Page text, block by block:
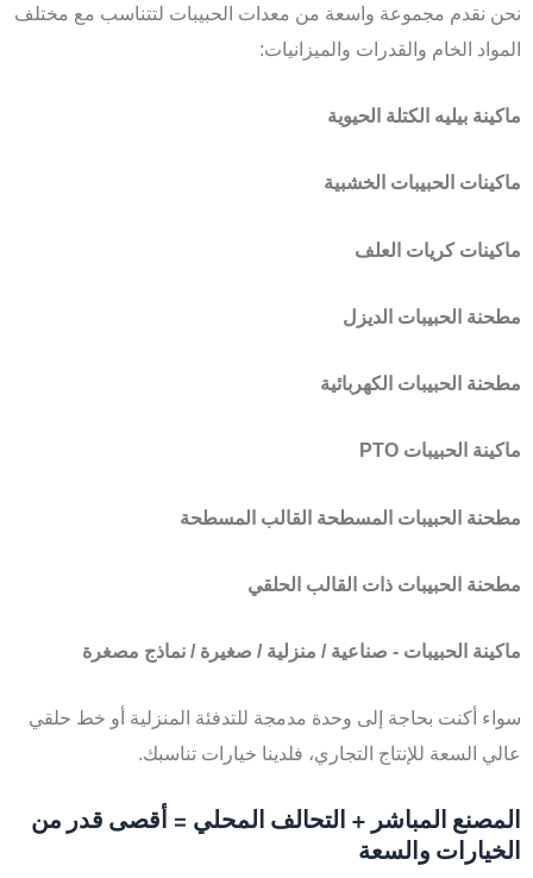
نحن نقدم مجموعة واسعة من معدات الحبيبات لتتناسب مع مختلف
المواد الخام والقدرات والميزانيات:
ماكينة بيليه الكتلة الحيوية
ماكينات الحبيبات الخشبية
ماكينات كريات العلف
مطحنة الحبيبات الديزل
مطحنة الحبيبات الكهربائية
ماكينة الحبيبات PTO
مطحنة الحبيبات المسطحة القالب المسطحة
مطحنة الحبيبات ذات القالب الحلقي
ماكينة الحبيبات - صناعية / منزلية / صغيرة / نماذج مصغرة
سواء أكنت بحاجة إلى وحدة مدمجة للتدفئة المنزلية أو خط حلقي
عالي السعة للإنتاج التجاري، فلدينا خيارات تناسبك.
المصنع المباشر + التحالف المحلي = أقصى قدر من
الخيارات والسعة